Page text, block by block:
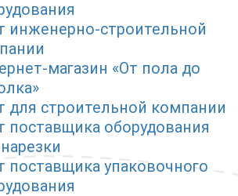
инженерно-строительной
магазин «От пола до
для строительной компании
поставщика оборудования
поставщика упаковочного